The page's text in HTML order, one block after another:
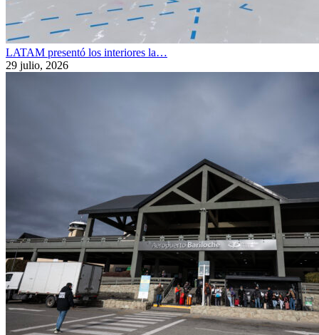
LATAM presentó los interiores la…
29 julio, 2026